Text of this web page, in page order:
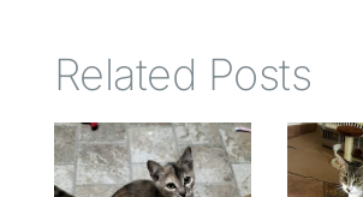
Related Posts